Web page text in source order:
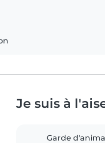
Je suis à
Garde